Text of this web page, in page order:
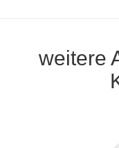
weitere